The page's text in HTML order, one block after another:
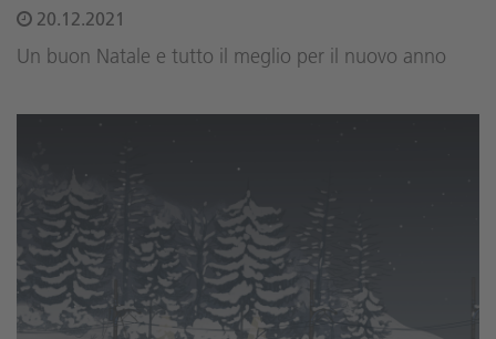
20.12.2021
Un buon Natale e tutto il meglio per il nuovo anno